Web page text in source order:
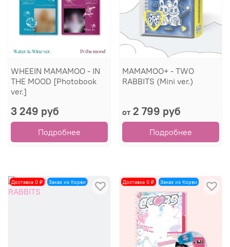
WHEEIN MAMAMOO - IN
THE MOOD [Photobook
ver.]
3 249 руб
Подробнее
MAMAMOO+ - TWO
RABBITS (Mini ver.)
от2 799 руб
Подробнее
Доставка 0 ₽ Заказ из Кореи Доставка 0 ₽ Заказ из Кореи